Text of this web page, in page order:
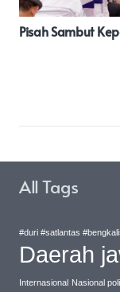
200 Paket
All Tags
#duri #satlantas
Daerah
Internasional Nasional